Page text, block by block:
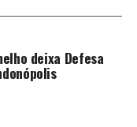
deixa Defesa